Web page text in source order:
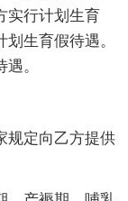
实行计划生育
生育假待遇。
。
规定向乙方提供